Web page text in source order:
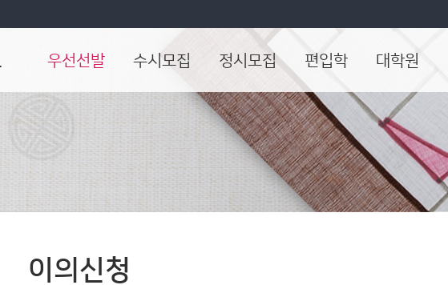
우선선발 수시모집 정시모집 편입학 대학원
이의신청